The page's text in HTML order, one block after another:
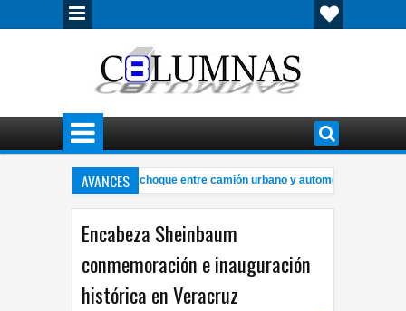
AVANCES
lesionados tras fuerte choque entre camión urbano y automóvil
Encabeza Sheinbaum
conmemoración e inauguración
histórica en Veracruz